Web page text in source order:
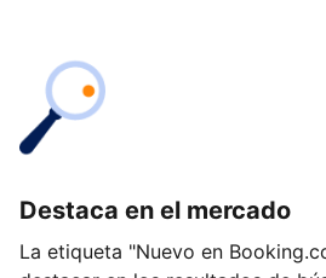
Destaca en el mercado
La etiqueta "Nuevo en